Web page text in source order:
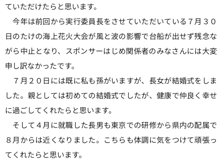
ていただけたらと思います。
今年は前回から実行委員長をさせていただいている７月３０
日のたけの海上花火大会が風と波の影響で台船が出せず残念な
がら中止となり、スポンサーはじめ関係者のみなさんには大変
申し訳なかったです。
７月２０日には既に私も孫がいますが、長女が結婚式をしま
した。親としては初めての結婚式でしたが、健康で仲良く幸せ
に過ごしてくれたらと思います。
そして４月に就職した長男も東京での研修から県内の配属で
８月からは近くなりました。こちらも体調に気をつけて頑張っ
てくれたらと思います。